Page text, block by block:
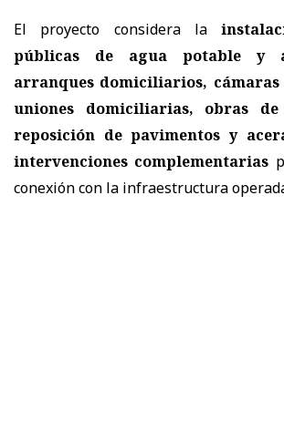
El proyecto considera la
públicas de agua potable y
arranques domiciliarios, cámaras
uniones domiciliarias, obras
reposición de pavimentos y
intervenciones complementarias
conexión con la infraestructura